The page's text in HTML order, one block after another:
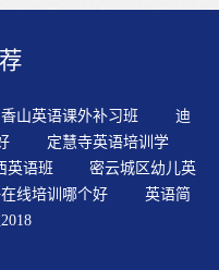
但又适当地迎合母语非
的形成和培养。有丰富
个标准英语课程体系学
让孩子听，通过听让孩
事，以此来培养孩子
的天性，家长可利用孩
让孩子欣赏、感悟。宝
忆，给宝宝反复的播
香山英语课外补习班
迪
定慧寺英语培训学
英语班
密云城区幼儿英
线培训哪个好
英语简